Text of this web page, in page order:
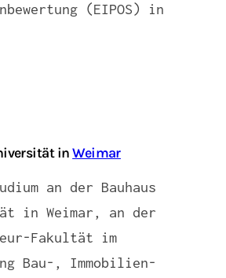
(EIPOS) in
inWeimar
an der Bauhaus
in Weimar, an der
Fakultät im
Bau-, Immobilien-